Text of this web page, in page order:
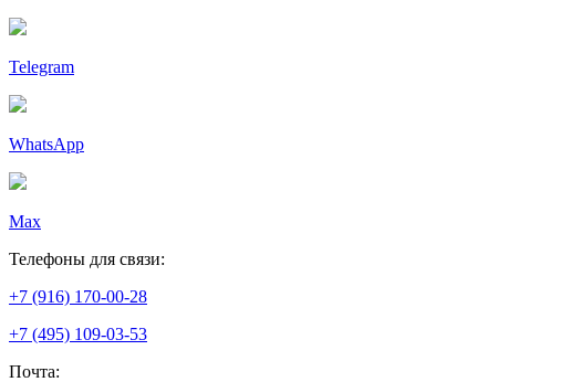
Telegram
WhatsApp
Max
Телефоны для связи:
+7 (916) 170-00-28
+7 (495) 109-03-53
Почта: